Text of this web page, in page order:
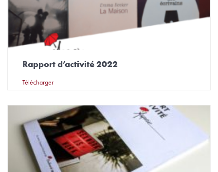
Rapport d’activité 2022
Télécharger